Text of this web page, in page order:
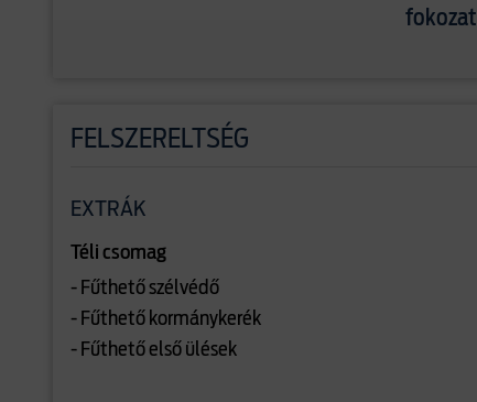
fokozat
FELSZERELTSÉG
EXTRÁK
Téli csomag
- Fűthető szélvédő
- Fűthető kormánykerék
- Fűthető első ülések